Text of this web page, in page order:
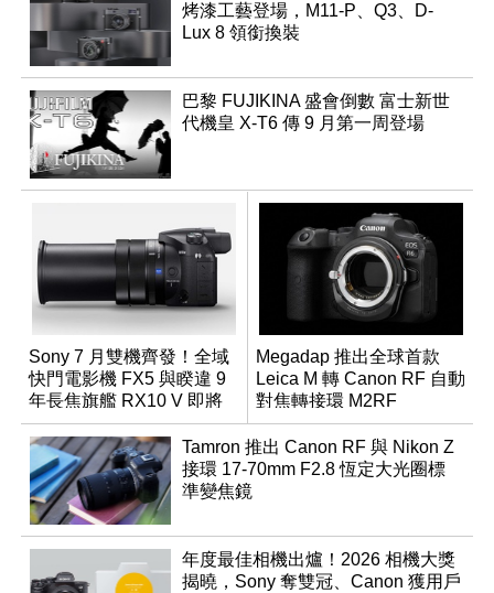
烤漆工藝登場，M11-P、Q3、D-
Lux 8 領銜換裝
巴黎 FUJIKINA 盛會倒數 富士新世
代機皇 X-T6 傳 9 月第一周登場
Sony 7 月雙機齊發！全域
快門電影機 FX5 與睽違 9
年長焦旗艦 RX10 V 即將
登場
Megadap 推出全球首款
Leica M 轉 Canon RF 自動
對焦轉接環 M2RF
Tamron 推出 Canon RF 與 Nikon Z
接環 17-70mm F2.8 恆定大光圈標
準變焦鏡
年度最佳相機出爐！2026 相機大獎
揭曉，Sony 奪雙冠、Canon 獲用戶